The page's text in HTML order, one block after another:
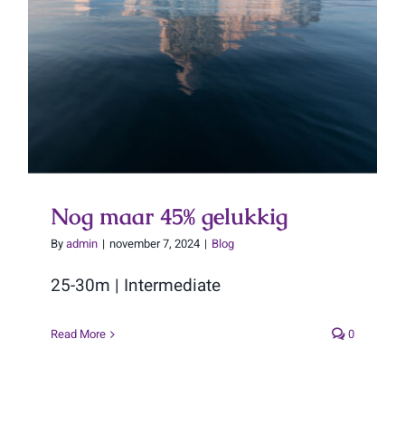
Nog maar 45% gelukkig
Nog maar 45% gelukkig
Byadmin | november 7, 2024 | Blog
25-30m | Intermediate
Read More 0